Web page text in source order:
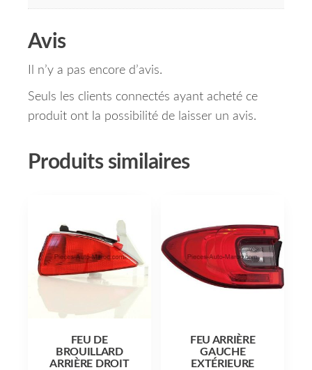
Avis
Il n’y a pas encore d’avis.
Seuls les clients connectés ayant acheté ce
produit ont la possibilité de laisser un avis.
Produits similaires
FEU DE
BROUILLARD
ARRIÈRE DROIT
FEU ARRIÈRE
GAUCHE
EXTÉRIEURE